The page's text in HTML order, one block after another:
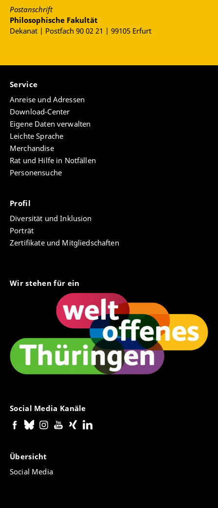
Postanschrift
Philosophische Fakultät
Dekanat | Postfach 90 02 21 | 99105 Erfurt
Service
Anreise und Adressen
Download-Center
Eigene Daten verwalten
Leichte Sprache
Merchandise
Rat und Hilfe in Notfällen
Personensuche
Profil
Diversität und Inklusion
Porträt
Zertifikate und Mitgliedschaften
Wir stehen für ein
Social Media Kanäle
Übersicht
Social Media